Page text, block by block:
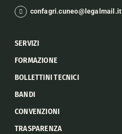
confagri.cuneo@legalmail.it
SERVIZI
FORMAZIONE
BOLLETTINI TECNICI
BANDI
CONVENZIONI
TRASPARENZA